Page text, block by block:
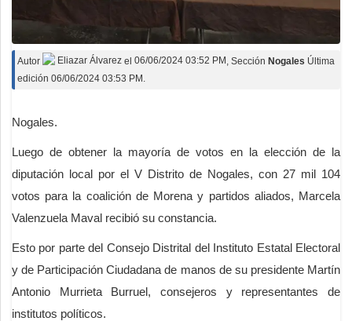
Autor Eliazar Álvarez el 06/06/2024 03:52 PM , Sección Nogales Última
edición 06/06/2024 03:53 PM.
Nogales.
Luego de obtener la mayoría de votos en la elección de la
diputación local por el V Distrito de Nogales, con 27 mil 104
votos para la coalición de Morena y partidos aliados, Marcela
Valenzuela Maval recibió su constancia.
Esto por parte del Consejo Distrital del Instituto Estatal Electoral
y de Participación Ciudadana de manos de su presidente Martín
Antonio Murrieta Burruel, consejeros y representantes de
institutos políticos.